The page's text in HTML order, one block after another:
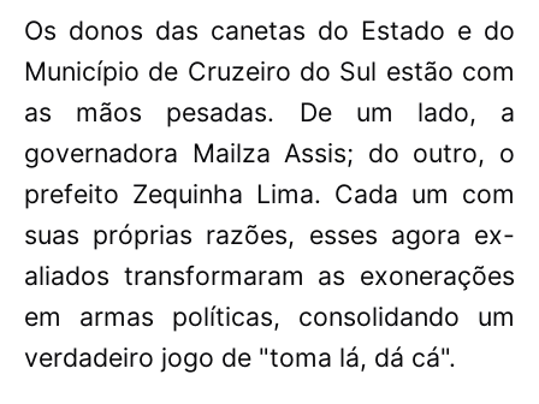
Os donos das canetas do Estado e do
Município de Cruzeiro do Sul estão com
as mãos pesadas. De um lado, a
governadora Mailza Assis; do outro, o
prefeito Zequinha Lima. Cada um com
suas próprias razões, esses agora ex-
aliados transformaram as exonerações
em armas políticas, consolidando um
verdadeiro jogo de "toma lá, dá cá".